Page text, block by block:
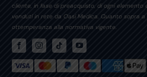
cliente, in fase di preacquisto, di ogni
venduti in rete da Oasi Medica. Quanto sopra
ottemperanza alla normativa vigente.